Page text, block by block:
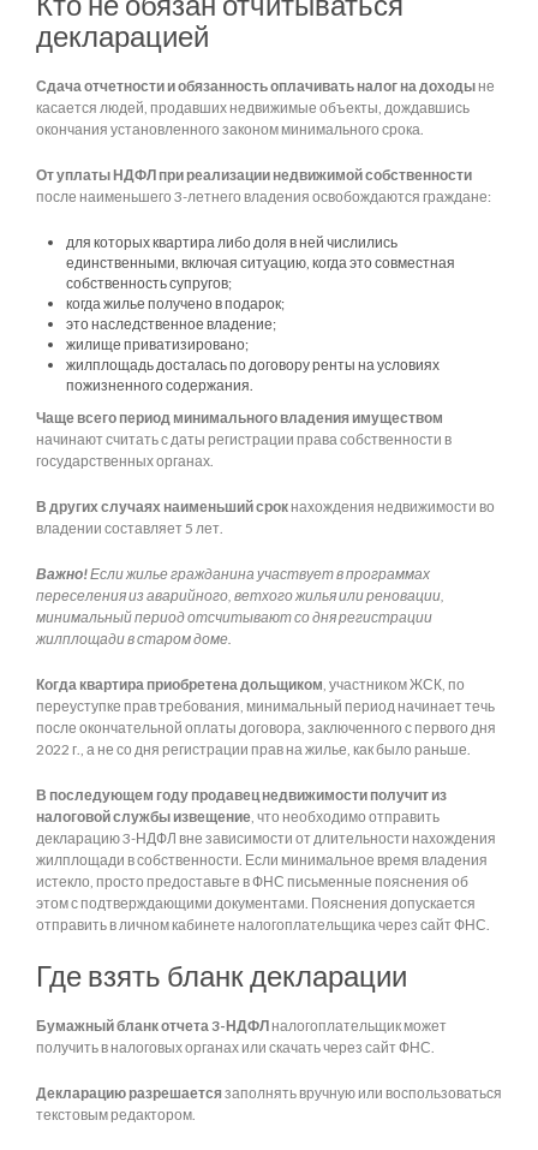
декларацией
Сдача отчетности и обязанность оплачивать налог на доходы не
касается людей, продавших недвижимые объекты, дождавшись
окончания установленного законом минимального срока.
От уплаты НДФЛ при реализации недвижимой собственности
после наименьшего 3-летнего владения освобождаются граждане:
для которых квартира либо доля в ней числились
единственными, включая ситуацию, когда это совместная
собственность супругов;
когда жилье получено в подарок;
это наследственное владение;
жилище приватизировано;
жилплощадь досталась по договору ренты на условиях
пожизненного содержания.
Чаще всего период минимального владения имуществом
начинают считать с даты регистрации права собственности в
государственных органах.
В других случаях наименьший срок нахождения недвижимости во
владении составляет 5 лет.
Важно!Если жилье гражданина участвует в программах
переселения из аварийного, ветхого жилья или реновации,
минимальный период отсчитывают со дня регистрации
жилплощади в старом доме.
Когда квартира приобретена дольщиком, участником ЖСК, по
переуступке прав требования, минимальный период начинает течь
после окончательной оплаты договора, заключенного с первого дня
2022 г., а не со дня регистрации прав на жилье, как было раньше.
В последующем году продавец недвижимости получит из
налоговой службы извещение, что необходимо отправить
декларацию 3-НДФЛ вне зависимости от длительности нахождения
жилплощади в собственности. Если минимальное время владения
истекло, просто предоставьте в ФНС письменные пояснения об
этом с подтверждающими документами. Пояснения допускается
отправить в личном кабинете налогоплательщика через сайт ФНС.
Где взять бланк декларации
Бумажный бланк отчета 3-НДФЛ налогоплательщик может
получить в налоговых органах или скачать через сайт ФНС.
Декларацию разрешается заполнять вручную или воспользоваться
текстовым редактором.